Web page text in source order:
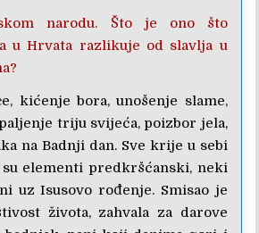
narodu. Što je ono što
u Hrvata razlikuje od slavlja u
kićenje bora, unošenje slame,
triju svijeća, poizbor jela,
na Badnji dan. Sve krije u sebi
elementi predkršćanski, neki
uz Isusovo rođenje. Smisao je
života, zahvala za darove